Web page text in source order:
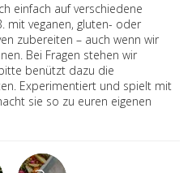
einfach auf verschiedene
mit veganen, gluten- oder
zubereiten – auch wenn wir
Bei Fragen stehen wir
benützt dazu die
Experimentiert und spielt mit
sie so zu euren eigenen